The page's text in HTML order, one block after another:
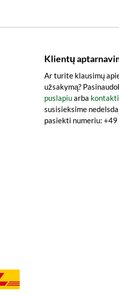
Klientų
Ar turite klausimų
užsakymą?
puslapiuarba
susisieksime
pasiekti numeriu: